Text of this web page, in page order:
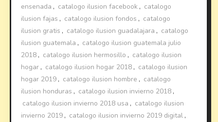
ensenada , catalogo ilusion facebook , catalogo
ilusion fajas , catalogo ilusion fondos , catalogo
ilusion gratis , catalogo ilusion guadalajara , catalogo
ilusion guatemala , catalogo ilusion guatemala julio
2018 , catalogo ilusion hermosillo , catalogo ilusion
hogar , catalogo ilusion hogar 2018 , catalogo ilusion
hogar 2019 , catalogo ilusion hombre , catalogo
ilusion honduras , catalogo ilusion invierno 2018 ,
catalogo ilusion invierno 2018 usa , catalogo ilusion
invierno 2019 , catalogo ilusion invierno 2019 digital ,